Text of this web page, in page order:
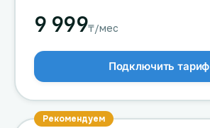
9 999₸/мес
Подключить тариф
Рекомендуем